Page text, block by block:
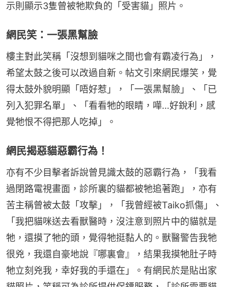
示則顯示3隻曾被牠欺負的「受害貓」照片。
網民笑：一張黑幫臉
樓主對此笑稱「沒想到貓咪之間也會有霸凌行為」，
希望太鼓之後可以改過自新。帖文引來網民爆笑，覺
得太鼓外貌明顯「唔好惹」，「一張黑幫臉」、「已
列入犯罪名單」、「看看牠的眼睛，嘩…好銳利，感
覺牠恨不得把那人吃掉」。
網民揭惡貓惡霸行為！
亦有不少目擊者訴說曾見識太鼓的惡霸行為，「我看
過閉路電視畫面，診所裏的貓都被牠追著跑」，亦有
苦主稱曾被太鼓「攻擊」，「我曾經被Taiko抓傷」、
「我把貓咪送去看獸醫時，沒注意到照片中的貓就是
牠，還摸了牠的頭，覺得牠挺黏人的。獸醫警告我牠
很兇，我還自豪地說『哪裏會』，結果我摸牠肚子時
牠立刻兇我，幸好我的手還在」。有網民於是貼出家